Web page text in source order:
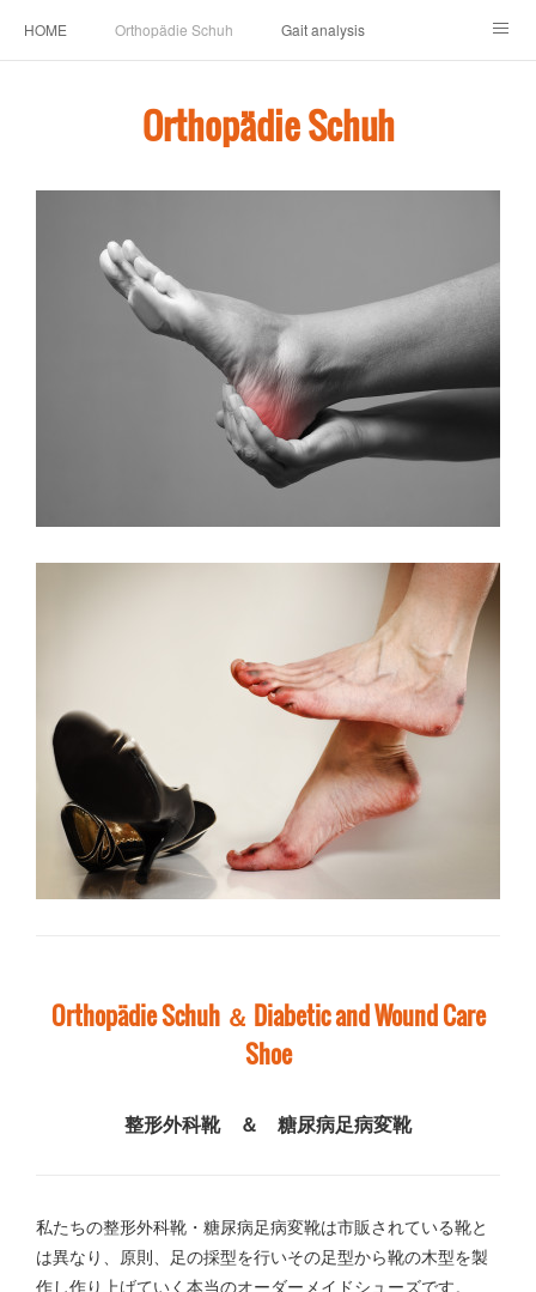
HOME Orthopädie Schuh Gait analysis
Prosthesis & Orthosis 施設内 個人情報保護
Orthopädie Schuh
Orthopädie Schuh ＆ Diabetic and Wound Care
Shoe
整形外科靴 ＆ 糖尿病足病変靴
私たちの整形外科靴・糖尿病足病変靴は市販されている靴と
は異なり、原則、足の採型を行いその足型から靴の木型を製
作し作り上げていく本当のオーダーメイドシューズです。